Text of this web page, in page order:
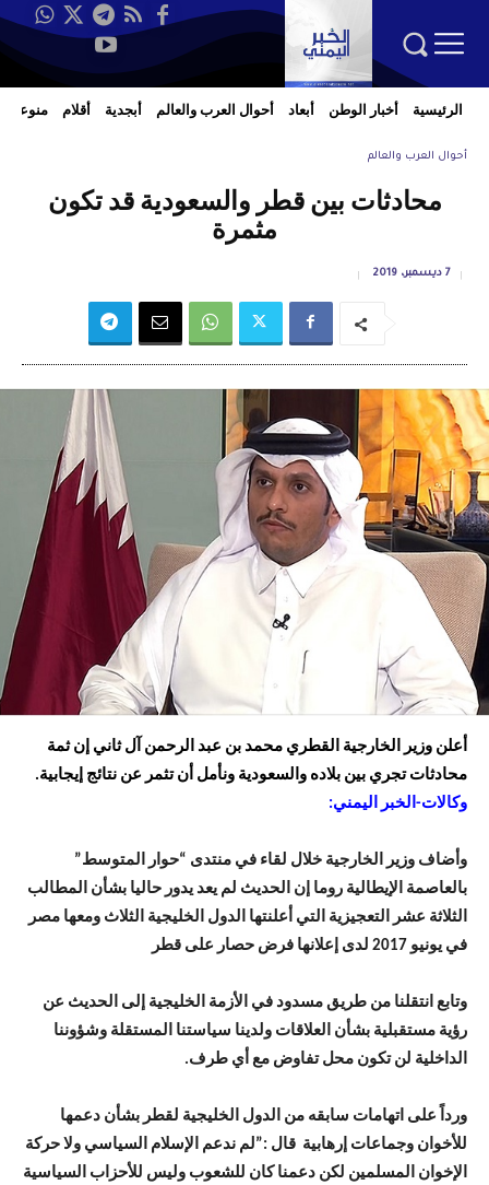
الرئيسية أخبار الوطن أبعاد أحوال العرب والعالم أبجدية أقلام منوعات
أحوال العرب والعالم
محادثات بين قطر والسعودية قد تكون
مثمرة
7 ديسمبر، 2019
أعلن وزير الخارجية القطري محمد بن عبد الرحمن آل ثاني إن ثمة
محادثات تجري بين بلاده والسعودية ونأمل أن تثمر عن نتائج إيجابية.
وكالات-الخبر اليمني:
وأضاف وزير الخارجية خلال لقاء في منتدى “حوار المتوسط”
بالعاصمة الإيطالية روما إن الحديث لم يعد يدور حاليا بشأن المطالب
الثلاثة عشر التعجيزية التي أعلنتها الدول الخليجية الثلاث ومعها مصر
في يونيو 2017 لدى إعلانها فرض حصار على قطر
وتابع انتقلنا من طريق مسدود في الأزمة الخليجية إلى الحديث عن
رؤية مستقبلية بشأن العلاقات ولدينا سياستنا المستقلة وشؤوننا
الداخلية لن تكون محل تفاوض مع أي طرف.
ورداً على اتهامات سابقه من الدول الخليجية لقطر بشأن دعمها
للأخوان وجماعات إرهابية قال :”لم ندعم الإسلام السياسي ولا حركة
الإخوان المسلمين لكن دعمنا كان للشعوب وليس للأحزاب السياسية